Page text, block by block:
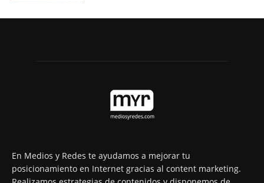
En Medios y Redes te ayudamos a mejorar tu
posicionamiento en Internet gracias al content marketing.